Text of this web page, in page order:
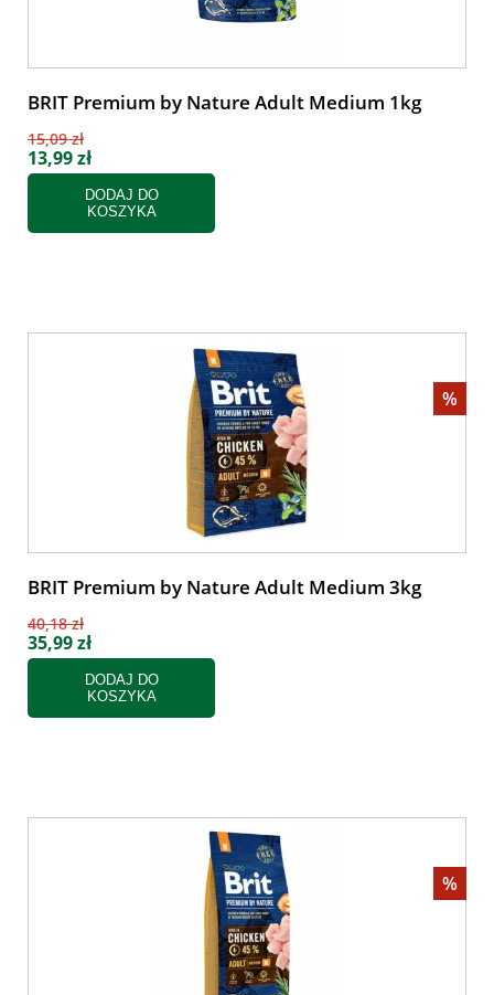
BRIT Premium by Nature Adult Medium 1kg
15,09 zł
13,99 zł
DODAJ DO
KOSZYKA
%
BRIT Premium by Nature Adult Medium 3kg
40,18 zł
35,99 zł
DODAJ DO
KOSZYKA
%